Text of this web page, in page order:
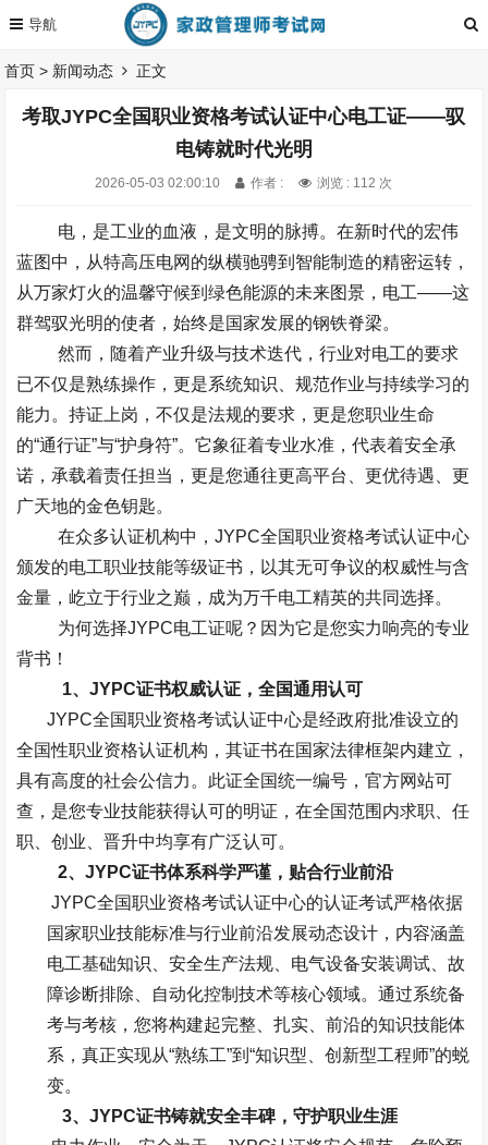
首页 > 新闻动态 正文
考取JYPC全国职业资格考试认证中心电工证——驭
电铸就时代光明
2026-05-03 02:00:10 作者 : 浏览 : 112 次
电，是工业的血液，是文明的脉搏。在新时代的宏伟
蓝图中，从特高压电网的纵横驰骋到智能制造的精密运转，
从万家灯火的温馨守候到绿色能源的未来图景， 电工——这
群驾驭光明的使者，始终是国家发展的钢铁脊梁。
然而，随着产业升级与技术迭代，行业对电工的要求
已不仅是熟练操作，更是系统知识、规范作业与持续学习的
能力。持证上岗，不仅是法规的要求，更是您职业生命
的“通行证”与“护身符”。它象征着专业水准，代表着安全承
诺，承载着责任担当，更是您通往更高平台、更优待遇、更
广天地的金色钥匙。
在众多认证机构中， JYPC全国职业资格考试认证中心
颁发的电工职业技能等级证书，以其无可争议的权威性与含
金量，屹立于行业之巅，成为万千电工精英的共同选择。
为何选择JYPC电工证呢？因为它是您实力响亮的专业
背书！
1、 JYPC证书权威认证，全国通用认可
JYPC全国职业资格考试认证中心是经政府批准设立的
全国性职业资格认证机构，其证书在国家法律框架内建立，
具有高度的社会公信力。此证全国统一编号，官方网站可
查，是您专业技能获得认可的明证，在全国范围内求职、任
职、创业、晋升中均享有广泛认可。
2、 JYPC证书体系科学严谨，贴合行业前沿
JYPC全国职业资格考试认证中心的认证考试严格依据
国家职业技能标准与行业前沿发展动态设计，内容涵盖
电工基础知识、安全生产法规、电气设备安装调试、故
障诊断排除、自动化控制技术等核心领域。通过系统备
考与考核，您将构建起完整、扎实、前沿的知识技能体
系，真正实现从“熟练工”到“知识型、创新型工程师”的蜕
变。
3、 JYPC证书铸就安全丰碑，守护职业生涯